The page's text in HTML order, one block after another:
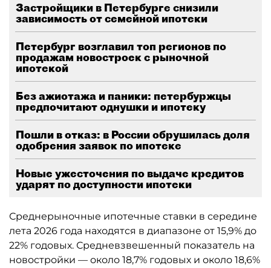
Застройщики в Петербурге снизили
зависимость от семейной ипотеки
Петербург возглавил топ регионов по
продажам новостроек с рыночной
ипотекой
Без ажиотажа и паники: петербуржцы
предпочитают однушки и ипотеку
Пошли в отказ: в России обрушилась доля
одобрения заявок по ипотеке
Новые ужесточения по выдаче кредитов
ударят по доступности ипотеки
Среднерыночные ипотечные ставки в середине
лета 2026 года находятся в диапазоне от 15,9% до
22% годовых. Средневзвешенный показатель на
новостройки — около 18,7% годовых и около 18,6%